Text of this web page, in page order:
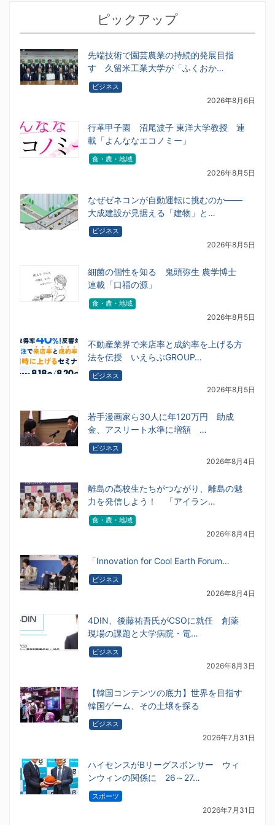
ピックアップ
先端技術で園芸農業の持続的発展目指
す 久留米工業大学が「ふくおか…
ビジネス
2026年8月6日
行革甲子園 沼尾波子 東洋大学教授 連
載「よんななエコノミー」
食・農・地域
2026年8月5日
なぜゼネコンが自動運転に挑むのか――
大成建設が見据える「建物」と…
ビジネス
2026年8月5日
細菌の個性を知る 鬼頭弥生 農学博士
連載「口福の源」
食・農・地域
2026年8月5日
不動産業界で来店率と成約率を上げる方
法を伝授 いえらぶGROUP…
ビジネス
2026年8月5日
若手漫画家ら30人に年120万円 助成
金、アスリート水準に増額 …
ビジネス
2026年8月4日
離島の高校生たちがつながり、離島の魅
力を発信しよう！ 「アイラン…
食・農・地域
2026年8月4日
「Innovation for Cool Earth Forum…
ビジネス
2026年8月4日
4DIN、後藤祐吾氏がCSOに就任 創薬
現場の課題と大学病院・電…
ビジネス
2026年8月3日
【韓国コンテンツの底力】世界を目指す
韓国ゲーム、その土壌を探る
ビジネス
2026年7月31日
ハイセンスがBリーグスポンサー ウィ
ンウィンの関係に 26～27…
スポーツ
2026年7月31日